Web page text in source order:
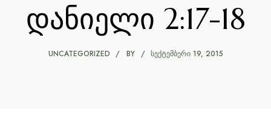
დანიელი 2:17-18
UNCATEGORIZED BY ᲡᲔᲥᲢᲔᲛᲑᲔᲠᲘ 19, 2015